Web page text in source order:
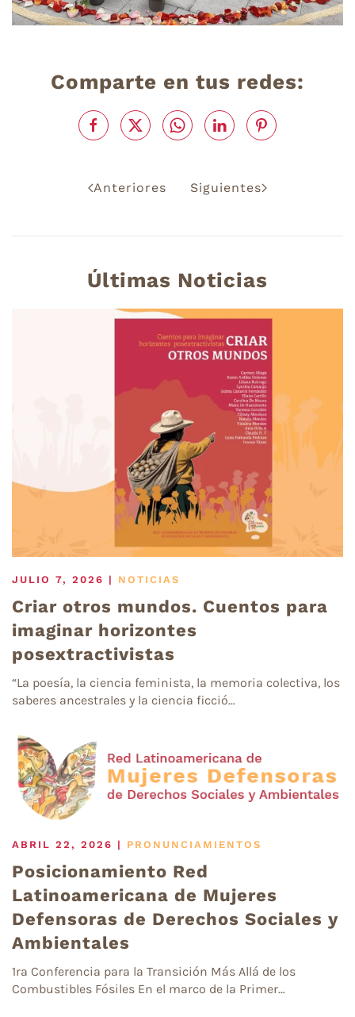
Comparte en tus redes:
Anteriores Siguientes
Últimas Noticias
JULIO 7, 2026 | NOTICIAS
Criar otros mundos. Cuentos para
imaginar horizontes
posextractivistas
“La poesía, la ciencia feminista, la memoria colectiva, los
saberes ancestrales y la ciencia ficció…
ABRIL 22, 2026 | PRONUNCIAMIENTOS
Posicionamiento Red
Latinoamericana de Mujeres
Defensoras de Derechos Sociales y
Ambientales
1ra Conferencia para la Transición Más Allá de los
Combustibles Fósiles En el marco de la Primer…